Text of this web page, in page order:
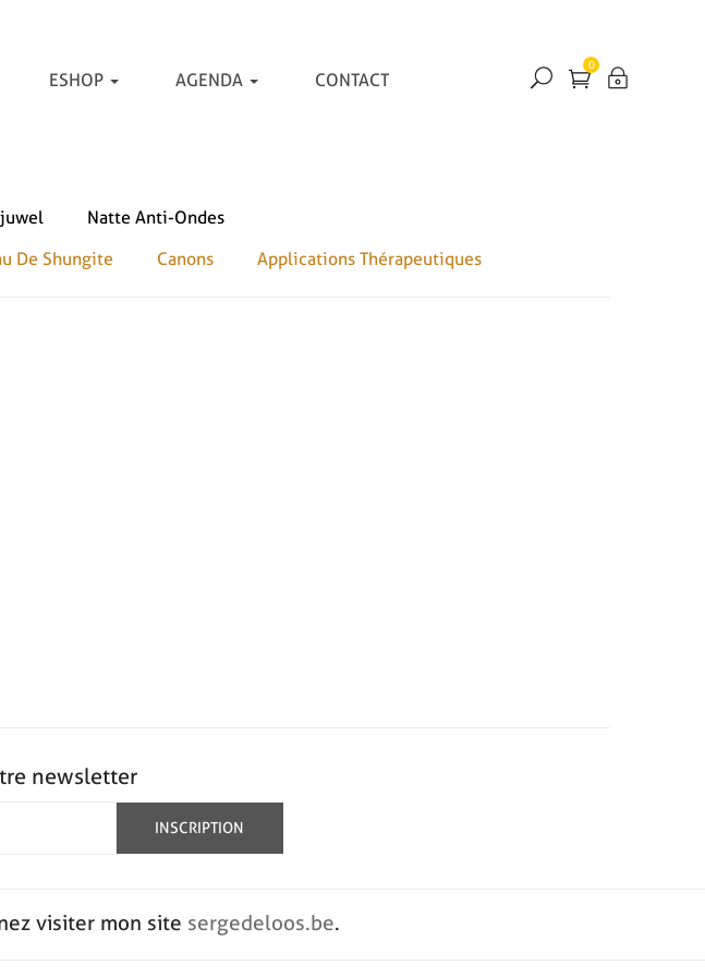
ESHOP AGENDA CONTACT
0
Natte Anti-Ondes
De Shungite Canons Applications Thérapeutiques
newsletter
INSCRIPTION
visiter mon site sergedeloos.be.